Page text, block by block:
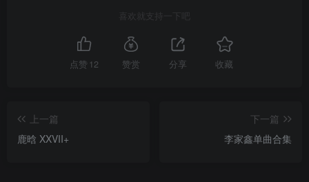
喜欢就支持一下吧
点赞 12 赞赏 分享 收藏
上一篇
鹿晗 XXVII+
下一篇
李家鑫单曲合集